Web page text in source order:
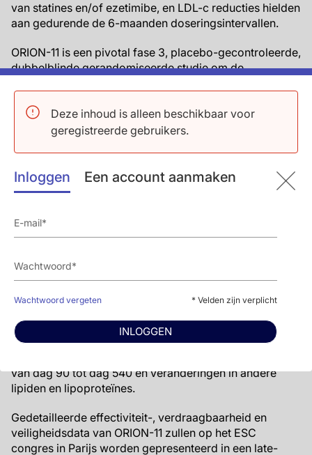
Deze inhoud is alleen beschikbaar voor
geregistreerde gebruikers.
Inloggen Een account aanmaken
Wachtwoord vergeten * Velden zijn verplicht
INLOGGEN
van statines en/of ezetimibe, en LDL-c reducties hielden
aan gedurende de 6-maanden doseringsintervallen.
ORION-11 is een pivotal fase 3, placebo-gecontroleerde,
dubbelblinde gerandomiseerde studie om de
evalueren in 1617 patiënten met atherosclerotische
cardiovasculaire ziekte (ASCVD) of ASCVD-risico-
ezetimibe). De internationale studie werd uitgevoerd in
70 sites in zeven landen. Elke deelnemer kreeg
een herhaling na drie maanden en daarna elke zes
maanden.
De primaire eindpunten waren procentuele verandering
in LDL-c vanaf baseline tot dag 510 (17 maanden) en
tijd-gecorrigeerde procentuele verandering in LDL-c
540 (18 maanden). De belangrijkste secundaire
eindpunten omvatten de gemiddelde absolute
van dag 90 tot dag 540 en veranderingen in andere
lipiden en lipoproteïnes.
Gedetailleerde effectiviteit-, verdraagbaarheid en
veiligheidsdata van ORION-11 zullen op het ESC
congres in Parijs worden gepresenteerd in een late-